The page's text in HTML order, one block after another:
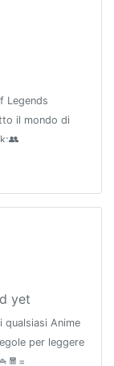
Legends
il mondo di
yet
qualsiasi Anime
per leggere